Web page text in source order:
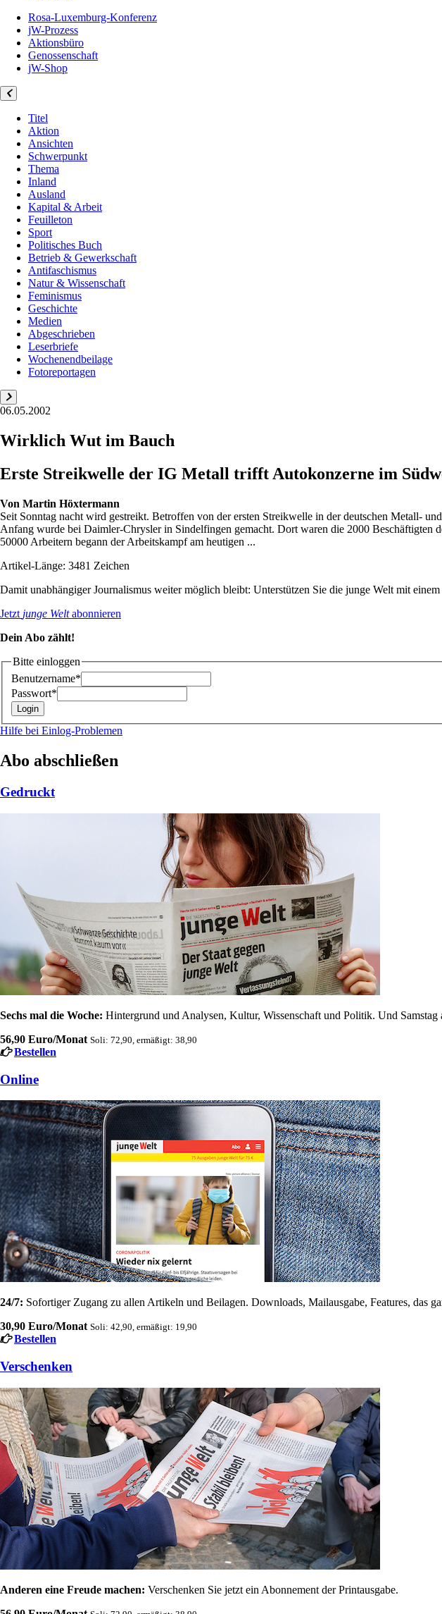
Rosa-Luxemburg-Konferenz
jW-Prozess
Aktionsbüro
Genossenschaft
jW-Shop
Titel
Aktion
Ansichten
Schwerpunkt
Thema
Inland
Ausland
Kapital & Arbeit
Feuilleton
Sport
Politisches Buch
Betrieb & Gewerkschaft
Antifaschismus
Natur & Wissenschaft
Feminismus
Geschichte
Medien
Abgeschrieben
Leserbriefe
Wochenendbeilage
Fotoreportagen
06.05.2002
Wirklich Wut im Bauch
Erste Streikwelle der IG Metall trifft Autokonzerne im
Von Martin Höxtermann
Seit Sonntag nacht wird gestreikt. Betroffen von der ersten Streikwelle in der deutschen Metall-
Anfang wurde bei Daimler-Chrysler in Sindelfingen gemacht. Dort waren die 2000 Beschäftigten
50000 Arbeitern begann der Arbeitskampf am heutigen ...
Artikel-Länge: 3481 Zeichen
Damit unabhängiger Journalismus weiter möglich bleibt: Unterstützen Sie die junge Welt mit
Jetzt junge Weltabonnieren
Dein Abo zählt!
Bitte einloggen
Benutzername*
Passwort*
Hilfe bei Einlog-Problemen
Abo abschließen
Gedruckt
Sechs mal die Woche: Hintergrund und Analysen, Kultur, Wissenschaft und Politik. Und Samstag
56,90 Euro/Monat Soli: 72,90, ermäßigt: 38,90
Bestellen
Online
24/7: Sofortiger Zugang zu allen Artikeln und Beilagen. Downloads, Mailausgabe, Features, das
30,90 Euro/Monat Soli: 42,90, ermäßigt: 19,90
Bestellen
Verschenken
Anderen eine Freude machen: Verschenken Sie jetzt ein Abonnement der Printausgabe.